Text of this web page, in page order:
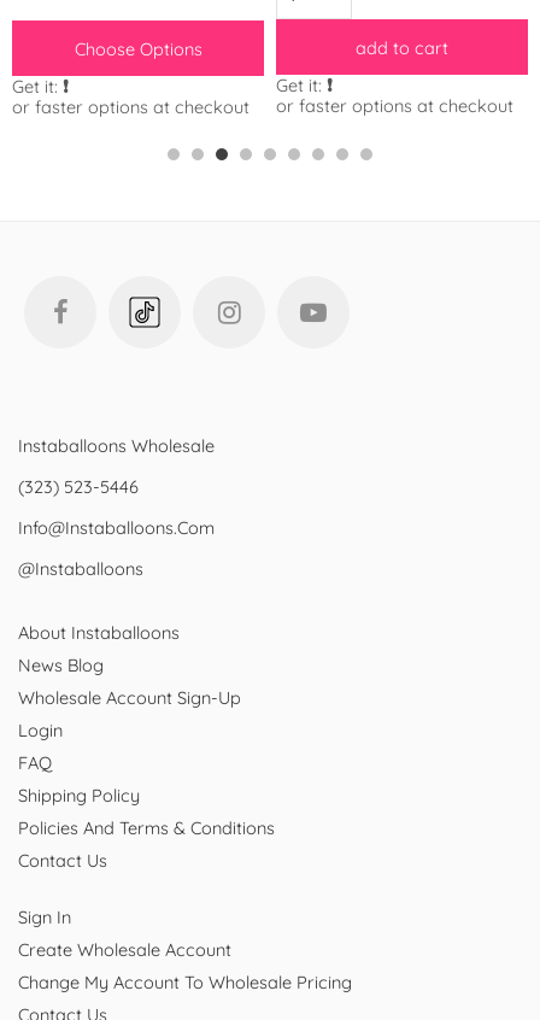
Choose Options
Get it: ❗️
or faster options at checkout
add to cart
Get it: ❗️
or faster options at checkout
Instaballoons Wholesale
(323) 523-5446
Info@instaballoons.com
@instaballoons
About Instaballoons
News Blog
Wholesale Account Sign-Up
Login
FAQ
Shipping Policy
Policies And Terms & Conditions
Contact Us
Sign In
Create Wholesale Account
Change My Account To Wholesale Pricing
Contact Us